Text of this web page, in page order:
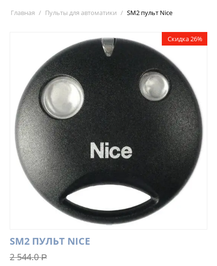
Главная / Пульты для автоматики / SM2 пульт Nice
Скидка 26%
SM2 ПУЛЬТ NICE
2 544.0 Р